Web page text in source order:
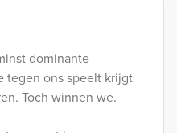
dominante
tegen ons speelt krijgt
Toch winnen we.